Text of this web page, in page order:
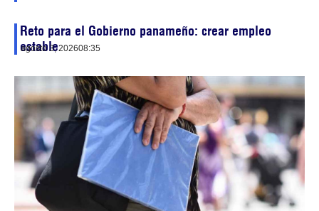
Reto para el Gobierno panameño: crear empleo
estable
agosto 3, 202608:35